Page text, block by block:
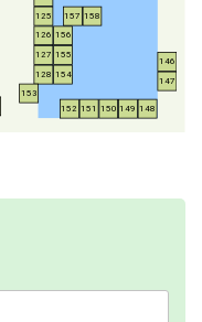
125
126
127
128
146
147
148
149
150
151
152
153
154
155
156
157 158